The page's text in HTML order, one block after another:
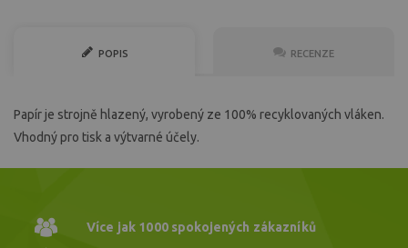
POPIS RECENZE
Papír je strojně hlazený, vyrobený ze 100% recyklovaných vláken.
Vhodný pro tisk a výtvarné účely.
Více jak 1000spokojených zákazníků